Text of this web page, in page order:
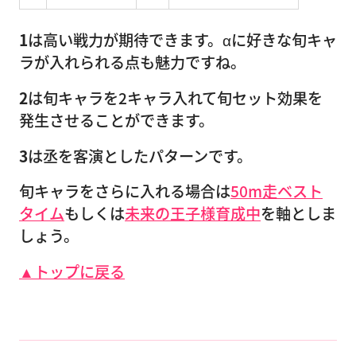
1は高い戦力が期待できます。αに好きな旬キャ
ラが入れられる点も魅力ですね。
2は旬キャラを2キャラ入れて旬セット効果を
発生させることができます。
3は丞を客演としたパターンです。
旬キャラをさらに入れる場合は50m走ベスト
タイムもしくは未来の王子様育成中を軸としま
しょう。
▲トップに戻る